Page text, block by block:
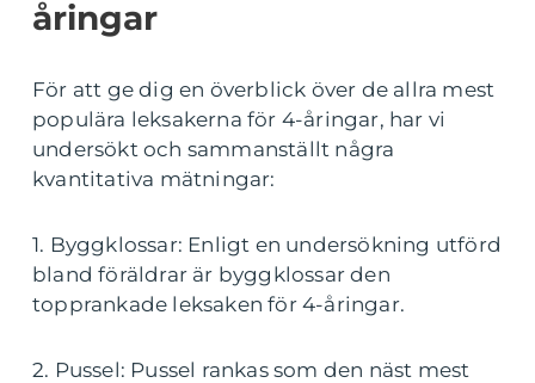
åringar
För att ge dig en överblick över de allra mest
populära leksakerna för 4-åringar, har vi
undersökt och sammanställt några
kvantitativa mätningar:
1. Byggklossar: Enligt en undersökning utförd
bland föräldrar är byggklossar den
topprankade leksaken för 4-åringar.
2. Pussel: Pussel rankas som den näst mest